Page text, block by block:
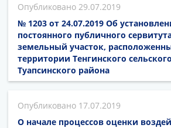
29.07.2019
№ 1203 от 24.07.2019 Об
постоянного публичного
земельный участок,
территории Тенгинского
Туапсинского района
17.07.2019
О начале процессов оценки